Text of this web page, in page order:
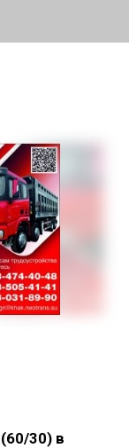
30) в